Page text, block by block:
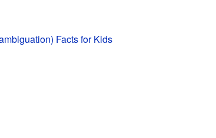
Facts for Kids